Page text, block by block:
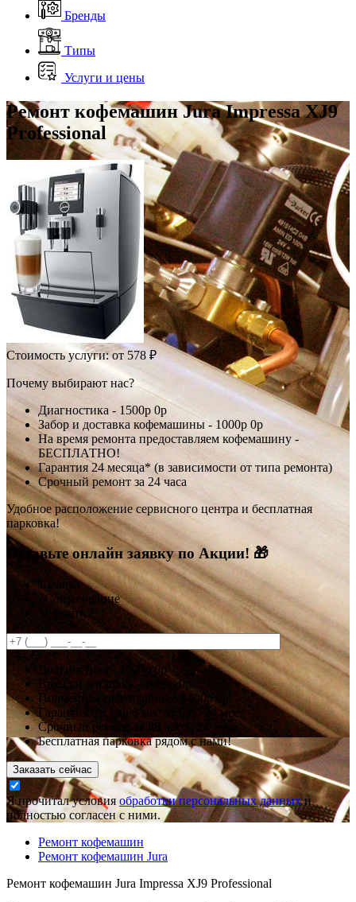
Бренды
Типы
Услуги и цены
Ремонт кофемашин Jura Impressa XJ9
Professional
Стоимость услуги:от 578 ₽
Почему выбирают нас?
Диагностика - 1500р 0р
Забор и доставка кофемашины - 1000р 0р
На время ремонта предоставляем кофемашину -
БЕСПЛАТНО!
Гарантия 24 месяца* (в зависимости от типа ремонта)
Срочный ремонт за 24 часа
Удобное расположение сервисного центра и бесплатная
парковка!
Оставьте онлайн заявку по Акции! 🎁
1 Заявка
2Согласование
Ремонт
Диагностика -1500р 0р
Выезд и доставка -
1000р0р
Подменная кофемашина - 2000р0р
Гарантия
от 3 до 6 мес от 6 до 24 мес.
Срочный ремонт за
48 часов
24 часа
Бесплатная парковка рядом с нами!
Заказать сейчас
Я прочитал условия обработки персональных данныхи
полностью согласен с ними.
Ремонт кофемашин
Ремонт кофемашин Jura
Ремонт кофемашин Jura Impressa XJ9 Professional